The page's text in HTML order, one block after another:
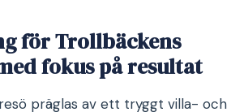
för Trollbäckens
fokus på resultat
präglas av ett tryggt villa- och